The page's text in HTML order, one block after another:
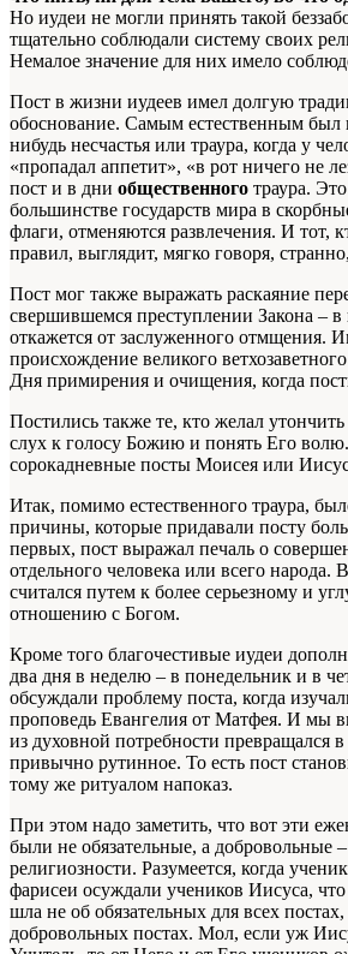
Но иудеи не могли принять такой
тщательно соблюдали систему своих
Немалое значение для них имело
Пост в жизни иудеев имел долгую
обоснование. Самым естественным был
нибудь несчастья или траура, когда у
«пропадал аппетит», «в рот ничего не
пост и в дни общественного траура.
большинстве государств мира в
флаги, отменяются развлечения. И тот,
правил, выглядит, мягко говоря,
Пост мог также выражать раскаяние
свершившемся преступлении Закона – в
откажется от заслуженного отмщения.
происхождение великого
Дня примирения и очищения, когда
Постились также те, кто желал
слух к голосу Божию и понять Его
сорокадневные посты Моисея или
Итак, помимо естественного траура,
причины, которые придавали посту
первых, пост выражал печаль о
отдельного человека или всего народа.
считался путем к более серьезному и
отношению с Богом.
Кроме того благочестивые иудеи
два дня в неделю – в понедельник и в
обсуждали проблему поста, когда
проповедь Евангелия от Матфея. И мы
из духовной потребности превращался в
привычно рутинное. То есть пост
тому же ритуалом напоказ.
При этом надо заметить, что вот эти
были не обязательные, а добровольные
религиозности. Разумеется, когда
фарисеи осуждали учеников Иисуса, что
шла не об обязательных для всех
добровольных постах. Мол, если уж